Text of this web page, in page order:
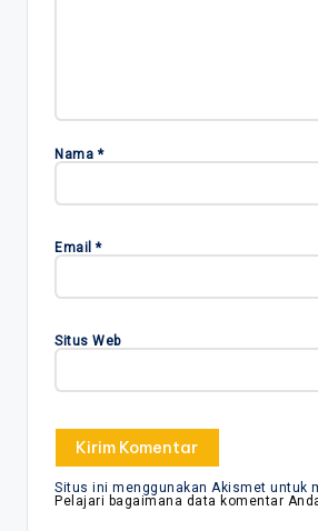
Nama *
Email *
Situs Web
Situs ini menggunakan Akismet untuk
Pelajari bagaimana data komentar